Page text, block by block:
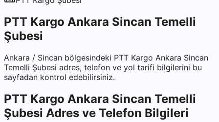
PTT Kargo Ankara Sincan Temelli
Şubesi
Ankara / Sincan bölgesindeki PTT Kargo Ankara Sincan
Temelli Şubesi adres, telefon ve yol tarifi bilgilerini bu
sayfadan kontrol edebilirsiniz.
PTT Kargo Ankara Sincan Temelli
Şubesi Adres ve Telefon Bilgileri